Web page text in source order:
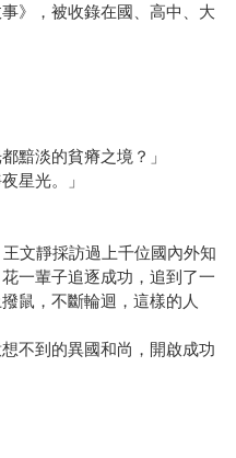
》，被收錄在國、高中、大
黯淡的貧瘠之境？」
星光。」
文靜採訪過上千位國內外知
一輩子追逐成功，追到了一
鼠，不斷輪迴，這樣的人
不到的異國和尚，開啟成功